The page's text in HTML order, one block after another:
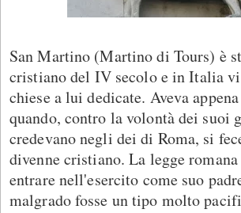
San Martino (Martino di Tours) è
cristiano del IV secolo e in Italia
chiese a lui dedicate. Aveva
quando, contro la volontà dei suoi
credevano negli dei di Roma, si
divenne cristiano. La legge
entrare nell'esercito come suo
malgrado fosse un tipo molto